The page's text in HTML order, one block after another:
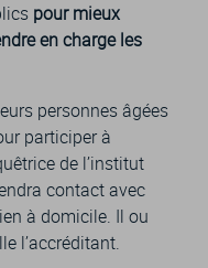
pour mieux
en charge les
personnes âgées
participer à
de l’institut
contact avec
à domicile. Il ou
l’accréditant.